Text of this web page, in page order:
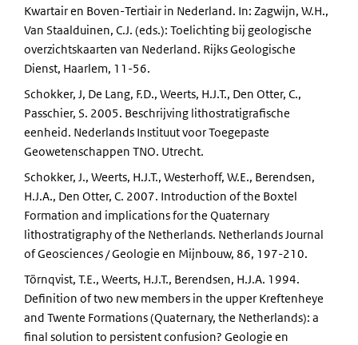
Kwartair en Boven-Tertiair in Nederland. In: Zagwijn, W.H.,
Van Staalduinen, C.J. (eds.): Toelichting bij geologische
overzichtskaarten van Nederland. Rijks Geologische
Dienst, Haarlem, 11-56.
Schokker, J, De Lang, F.D., Weerts, H.J.T., Den Otter, C.,
Passchier, S. 2005. Beschrijving lithostratigrafische
eenheid. Nederlands Instituut voor Toegepaste
Geowetenschappen TNO. Utrecht.
Schokker, J., Weerts, H.J.T., Westerhoff, W.E., Berendsen,
H.J.A., Den Otter, C. 2007. Introduction of the Boxtel
Formation and implications for the Quaternary
lithostratigraphy of the Netherlands. Netherlands Journal
of Geosciences / Geologie en Mijnbouw, 86, 197-210.
Törnqvist, T.E., Weerts, H.J.T., Berendsen, H.J.A. 1994.
Definition of two new members in the upper Kreftenheye
and Twente Formations (Quaternary, the Netherlands): a
final solution to persistent confusion? Geologie en